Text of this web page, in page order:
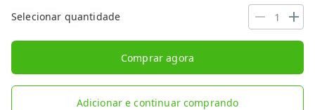
Selecionar quantidade
Comprar agora
Adicionar e continuar comprando